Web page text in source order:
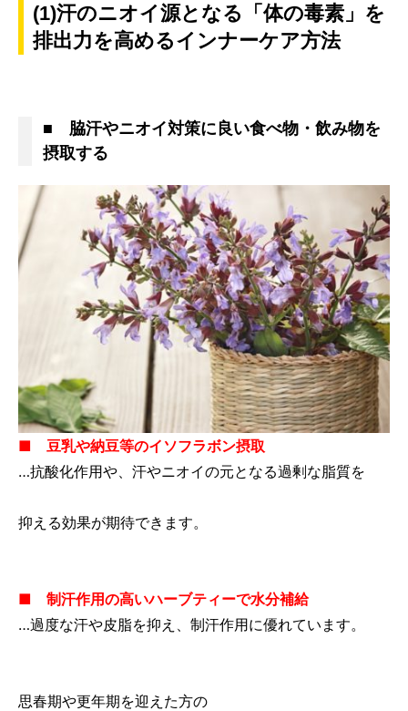
(1)汗のニオイ源となる「体の毒素」を
排出力を高めるインナーケア方法
■ 脇汗やニオイ対策に良い食べ物・飲み物を
摂取する
■ 豆乳や納豆等のイソフラボン摂取
…抗酸化作用や、汗やニオイの元となる過剰な脂質を
抑える効果が期待できます。
■ 制汗作用の高いハーブティーで水分補給
…過度な汗や皮脂を抑え、制汗作用に優れています。
思春期や更年期を迎えた方の